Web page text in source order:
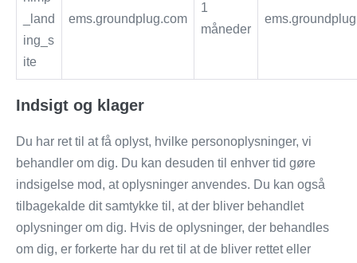
_land
ing_s
ite
ems.groundplug.com
1
måneder
Indsigt og klager
Du har ret til at få oplyst, hvilke personoplysninger, vi
behandler om dig. Du kan desuden til enhver tid gøre
indsigelse mod, at oplysninger anvendes. Du kan også
tilbagekalde dit samtykke til, at der bliver behandlet
oplysninger om dig. Hvis de oplysninger, der behandles
om dig, er forkerte har du ret til at de bliver rettet eller